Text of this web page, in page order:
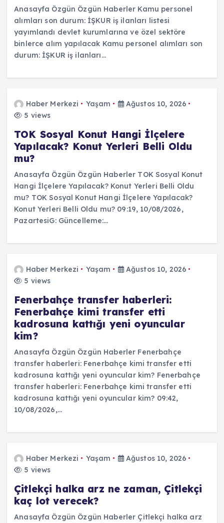
Anasayfa Özgün Özgün Haberler Kamu personel
alımları son durum: İŞKUR iş ilanları listesi
yayımlandı devlet kurumlarına ve özel sektöre
binlerce alım yapılacak Kamu personel alımları son
durum: İŞKUR iş ilanları…
Haber Merkezi Yaşam
Ağustos 10, 2026
5 views
TOK Sosyal Konut Hangi İlçelere
Yapılacak? Konut Yerleri Belli Oldu
mu?
Anasayfa Özgün Özgün Haberler TOK Sosyal Konut
Hangi İlçelere Yapılacak? Konut Yerleri Belli Oldu
mu? TOK Sosyal Konut Hangi İlçelere Yapılacak?
Konut Yerleri Belli Oldu mu? 09:19, 10/08/2026,
PazartesiG: Güncelleme:…
Haber Merkezi Yaşam
Ağustos 10, 2026
5 views
Fenerbahçe transfer haberleri:
Fenerbahçe kimi transfer etti
kadrosuna kattığı yeni oyuncular
kim?
Anasayfa Özgün Özgün Haberler Fenerbahçe
transfer haberleri: Fenerbahçe kimi transfer etti
kadrosuna kattığı yeni oyuncular kim? Fenerbahçe
transfer haberleri: Fenerbahçe kimi transfer etti
kadrosuna kattığı yeni oyuncular kim? 09:42,
10/08/2026,…
Haber Merkezi Yaşam
Ağustos 10, 2026
5 views
Çitlekçi halka arz ne zaman, Çitlekçi
kaç lot verecek?
Anasayfa Özgün Özgün Haberler Çitlekçi halka arz